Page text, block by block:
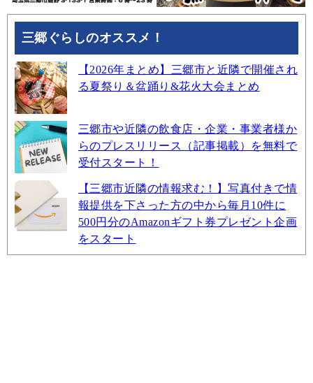
三郷ぐらしのオススメ！
【2026年まとめ】三郷市と近隣で開催され
る夏祭り＆盆踊り&花火大会まとめ
三郷市や近隣の飲食店・企業・事業者様か
らのプレスリリース（記事掲載）を無料で
受付スタート！
【三郷市近隣の情報求む！】写真付きで情
報提供を下さった方の中から毎月10件に
500円分のAmazonギフト券プレゼント企画
をスタート